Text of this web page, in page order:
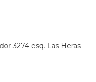
3274 esq. Las Heras